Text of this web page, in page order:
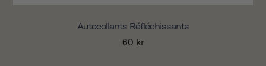
Autocollants Réfléchissants
60 kr